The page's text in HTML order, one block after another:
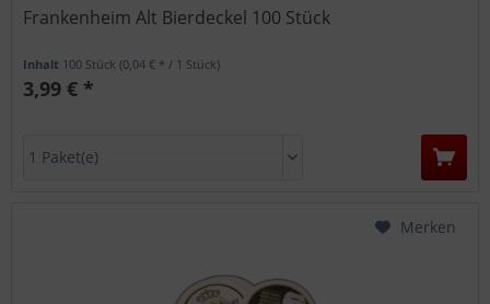
Frankenheim Alt Bierdeckel 100 Stück
Inhalt 100 Stück(0,04 € * / 1 Stück)
3,99 € *
Merken